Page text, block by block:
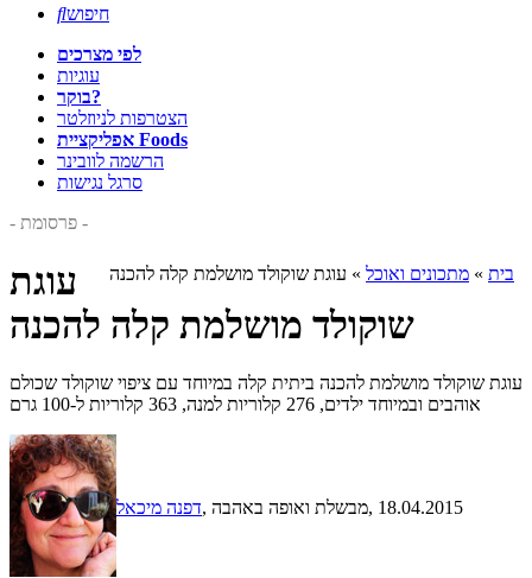
חיפוש
לפי מצרכים
עוגיות
בוקר?
הצטרפות לניוזלטר
אפליקציית Foods
הרשמה לוובינר
סרגל נגישות
- פרסומת -
בית » מתכונים ואוכל » עוגת שוקולד מושלמת קלה להכנה
עוגת
שוקולד מושלמת קלה להכנה
עוגת שוקולד מושלמת להכנה ביתית קלה במיוחד עם ציפוי שוקולד שכולם
אוהבים ובמיוחד ילדים, 276 קלוריות למנה, 363 קלוריות ל-100 גרם
דפנה מיכאל , מבשלת ואופה באהבה, 18.04.2015